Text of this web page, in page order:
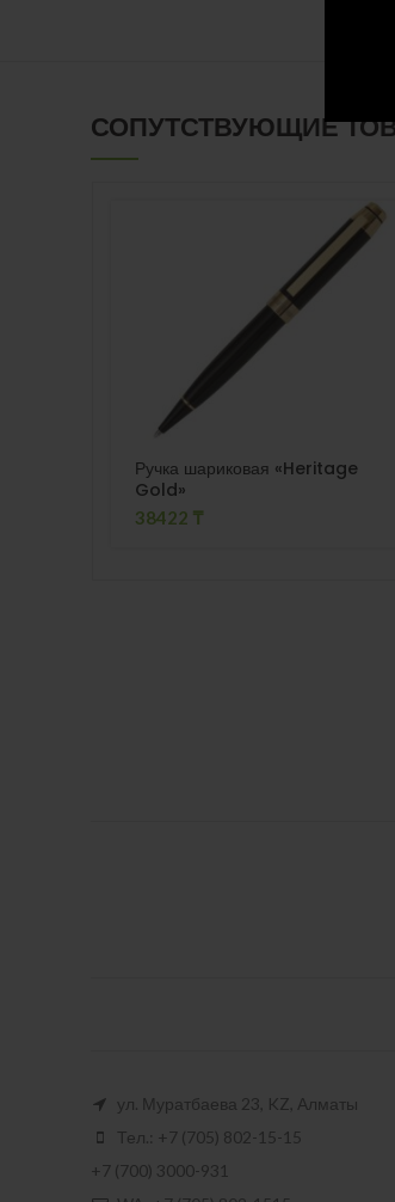
СОПУТСТВУЮЩИЕ
Ручка шариковая «Heritage
Gold»
38422 ₸
ул. Муратбаева 23, KZ, Алматы
Тел.: +7 (705) 802-15-15
+7 (700) 3000-931